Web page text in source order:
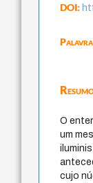
DOI:
O
um
cujo